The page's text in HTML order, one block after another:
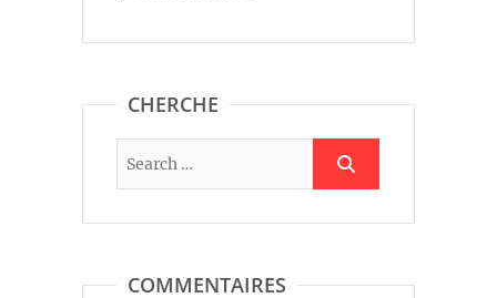
CHERCHE
COMMENTAIRES